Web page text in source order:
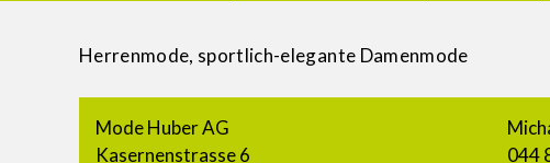
Herrenmode, sportlich-elegante Damenmode
Mode Huber AG
Kasernenstrasse 6
044